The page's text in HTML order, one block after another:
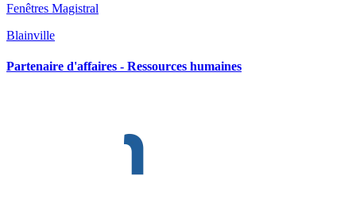
Fenêtres Magistral
Blainville
Partenaire d'affaires - Ressources humaines